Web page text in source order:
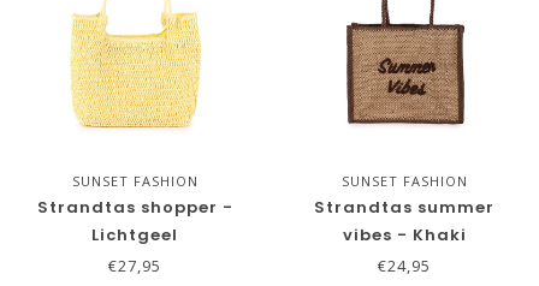
SUNSET FASHION
Strandtas shopper -
Lichtgeel
€27,95
SUNSET FASHION
Strandtas summer
vibes - Khaki
€24,95